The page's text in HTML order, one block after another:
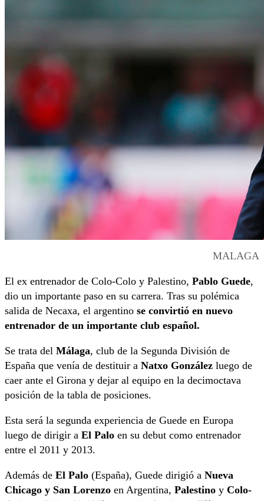
MALAGA
El ex entrenador de Colo-Colo y Palestino, Pablo Guede,
dio un importante paso en su carrera. Tras su polémica
salida de Necaxa, el argentino se convirtió en nuevo
entrenador de un importante club español.
Se trata del Málaga, club de la Segunda División de
España que venía de destituir a Natxo González luego de
caer ante el Girona y dejar al equipo en la decimoctava
posición de la tabla de posiciones.
Esta será la segunda experiencia de Guede en Europa
luego de dirigir a El Palo en su debut como entrenador
entre el 2011 y 2013.
Además de El Palo (España), Guede dirigió a Nueva
Chicago y San Lorenzo en Argentina, Palestino y Colo-